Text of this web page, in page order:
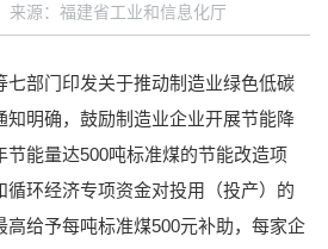
来源： 福建省工业和信息化厅
七部门印发关于推动制造业绿色低碳
知明确，鼓励制造业企业开展节能降
节能量达500吨标准煤的节能改造项
循环经济专项资金对投用（投产）的
高给予每吨标准煤500元补助，每家企